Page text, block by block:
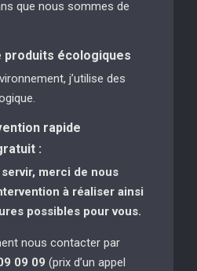
que nous sommes de
produits écologiques
j’utilise des
rapide
:
merci de nous
à réaliser ainsi
possibles pour vous.
nous contacter par
09 09 (prix d’un appel